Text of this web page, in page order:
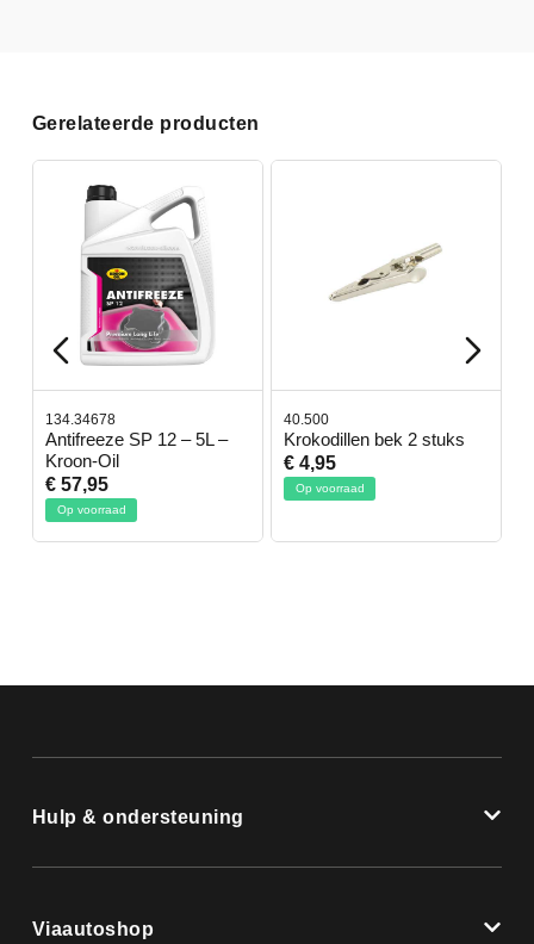
Gerelateerde producten
134.34678
Antifreeze SP 12 – 5L –
Kroon-Oil
€ 57,95
Op voorraad
40.500
Krokodillen bek 2 stuks
€ 4,95
Op voorraad
Hulp & ondersteuning
Viaautoshop